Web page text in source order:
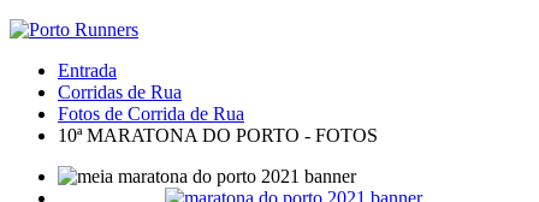
Entrada
Corridas de Rua
Fotos de Corrida de Rua
10ª MARATONA DO PORTO - FOTOS